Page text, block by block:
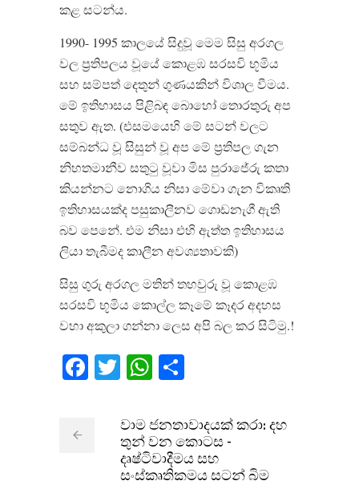
කළ සටන්ය.
1990- 1995 කාලයේ සිදුවූ මෙම සිසු අරගල
වල ප්‍රතිපලය වූයේ කොළඹ සරසවි භූමිය
සහ සම්පත් දෙතුන් ගුණයකින් විශාල වීමය.
මේ ඉතිහාසය පිළිබඳ බොහෝ තොරතුරු අප
සතුව ඇත. (එසමයෙහි මේ සටන් වලට
සම්බන්ධ වූ සිසුන් වූ අප මේ ප්‍රතිපල ගැන
නිහතමානීව සතුටු වූවා මිස පුරාජේරු කතා
කියන්නට නොගිය නිසා මේවා ගැන විකෘති
ඉතිහාසයක්ද පසුකාලීනව ගොඩනැගී ඇති
බව පෙනේ. එම නිසා එහි ඇත්ත ඉතිහාසය
ලියා තැබීමද කාලීන අවශ්‍යතාවකි)
සිසු ගුරු අරගල මතින් තහවුරු වූ කොළඹ
සරසවි භූමිය කොල්ල කෑමේ කෑදර අදහස
වහා අකුලා ගන්නා ලෙස අපි බල කර සිටිමු.!
Facebook
TwitterWhatsApp
වාම ජනතාවාදයක් කරා: දහ
තුන් වන කොටස -
දෘෂ්ටිවාදීමය සහ
සංස්කෘතිකමය සටන් බිම